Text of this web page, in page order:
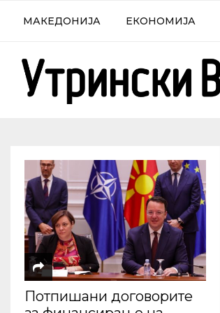
МАКЕДОНИЈА ЕКОНОМИЈА
Потпишани договорите